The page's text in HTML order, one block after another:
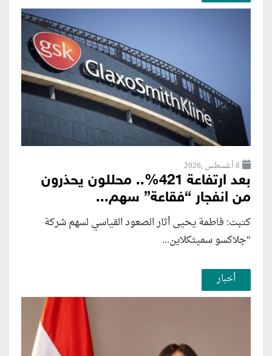
8 أغسطس ,2026
بعد ارتفاعة 421%.. محللون يحذرون
من انفجار “فقاعة” سهم...
كتبت: فاطمة يحيى أثار الصعود القياسي لسهم شركة
“جلاكسو سميثكلاين...
أخبار